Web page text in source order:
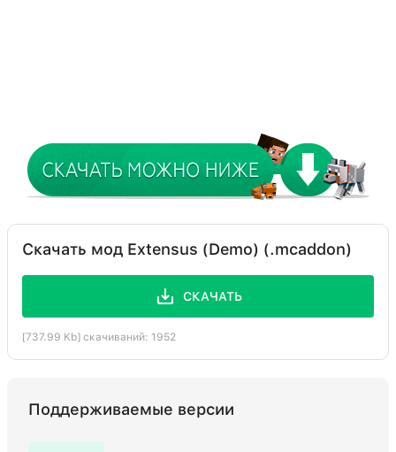
Скачать мод Extensus (Demo) (.mcaddon)
СКАЧАТЬ
[737.99 Kb] скачиваний: 1952
Поддерживаемые версии